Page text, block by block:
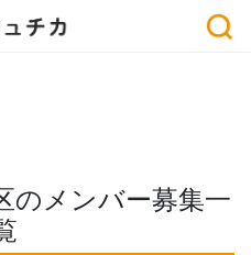
になっている場合がございま
は、事前に主催者にご確認く
のメンバー募集一